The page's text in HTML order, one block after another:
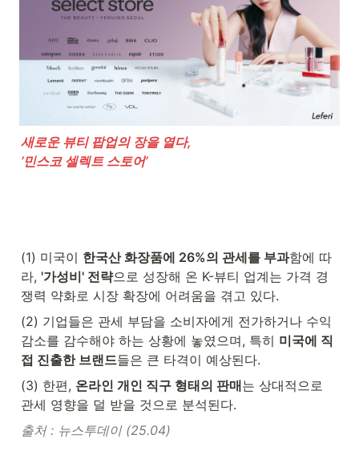
새로운 뷰티 팝업의 장을 열다,
’민스코 셀렉트 스토어’
(1) 미국이 한국산 화장품에 26%의 관세를 부과함에 따
라, '가성비' 전략으로 성장해 온 K-뷰티 업계는 가격 경
쟁력 약화로 시장 확장에 어려움을 겪고 있다.
(2) 기업들은 관세 부담을 소비자에게 전가하거나 수익
감소를 감수해야 하는 상황에 놓였으며, 특히 미국에 직
접 진출한 브랜드들은 큰 타격이 예상된다.
(3) 한편, 온라인 개인 직구 형태의 판매는 상대적으로
관세 영향을 덜 받을 것으로 분석된다.
출처 : 뉴스투데이 (25.04)